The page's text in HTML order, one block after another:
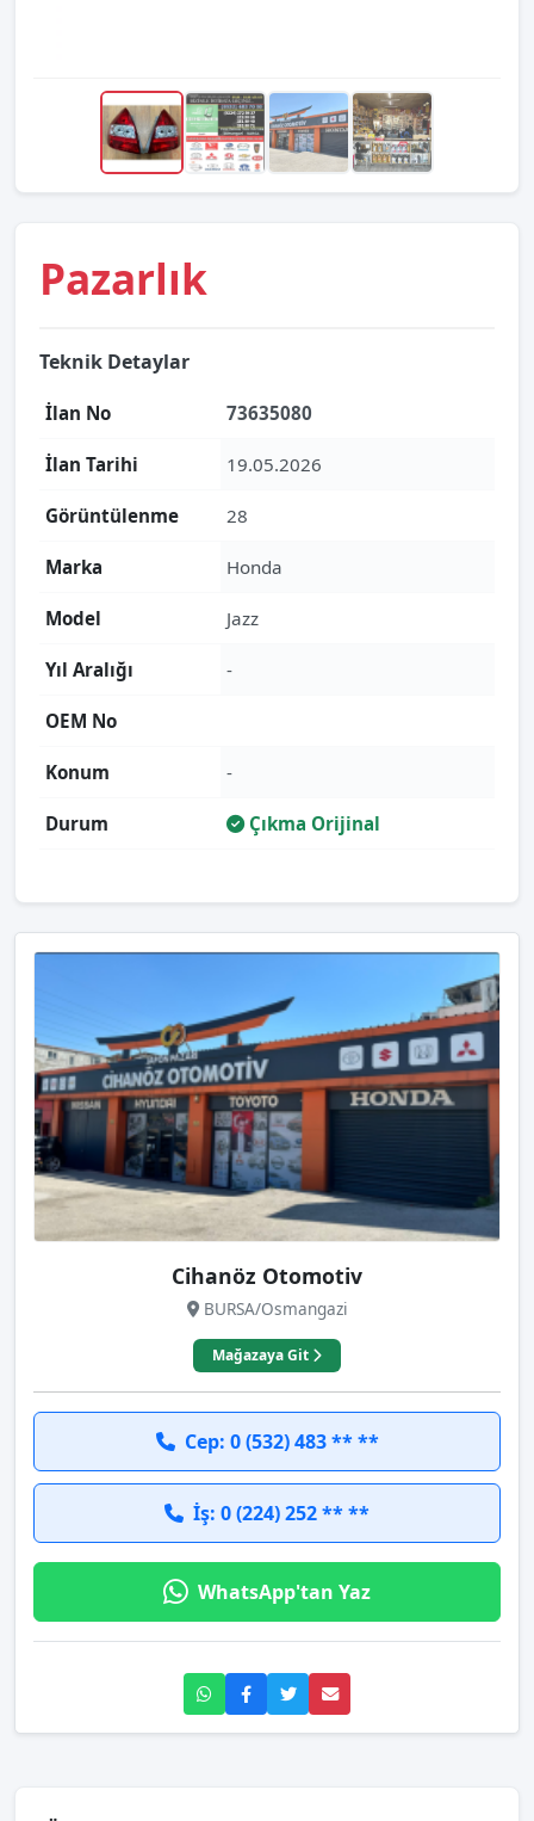
Pazarlık
Teknik Detaylar
İlan No 73635080
İlan Tarihi 19.05.2026
Görüntülenme 28
Marka Honda
Model Jazz
Yıl Aralığı -
OEM No
Konum -
Durum Çıkma Orijinal
Cihanöz Otomotiv
BURSA/Osmangazi
Mağazaya Git
Cep: 0 (532) 483 ** **
İş: 0 (224) 252 ** **
WhatsApp'tan Yaz